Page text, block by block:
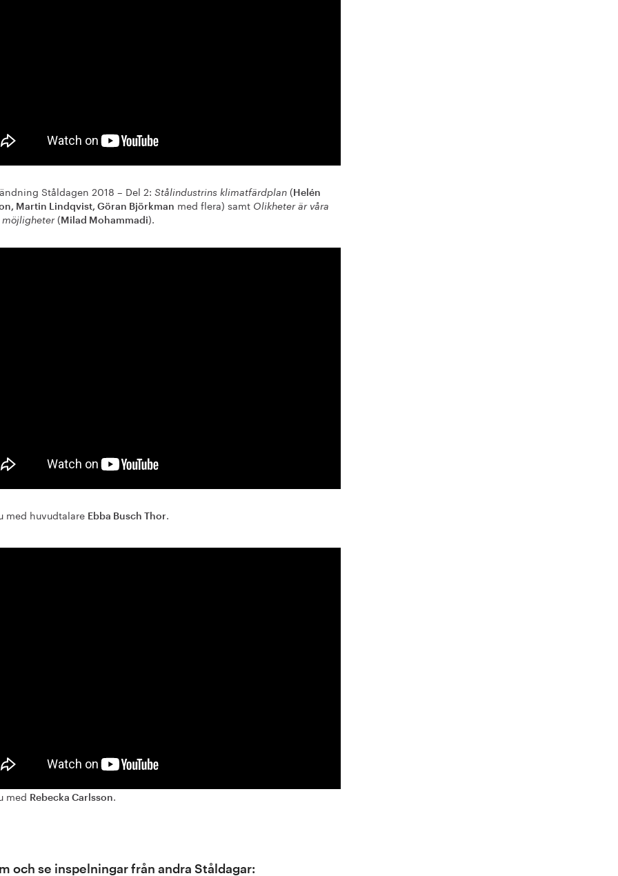
Ståldagen 2018 – Del 2: Stålindustrins klimatfärdplan ( Helén
Martin Lindqvist, Göran Björkman med flera) samt Olikheter är våra
möjligheter( Milad Mohammadi).
med huvudtalare Ebba Busch Thor.
med Rebecka Carlsson.
och se inspelningar från andra Ståldagar: